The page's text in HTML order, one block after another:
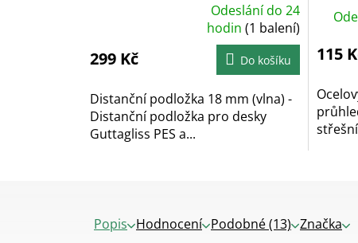
4,7
z
Odeslání do 24
hodin (1 balení)
299 Kč Do košíku
Distanční podložka 18 mm (vlna) -
Distanční podložka pro desky
Guttagliss PES a...
115
Popis Podobné (13)
Hodnocení Značka